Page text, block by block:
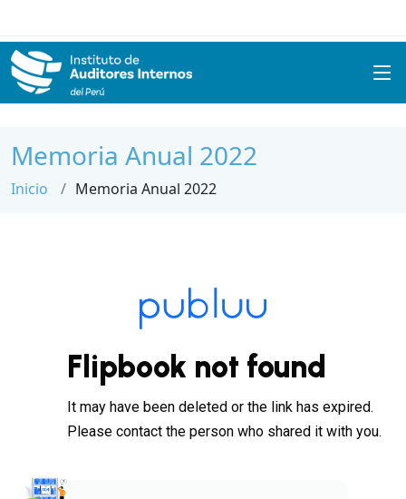
Memoria Anual 2022
Inicio Memoria Anual 2022